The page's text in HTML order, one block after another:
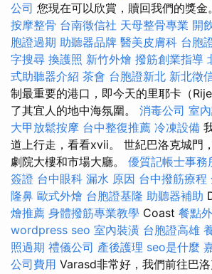
公司 您現在可以欣賞，贖回我們的獎金
按摩整骨 台南徵信社 天母整骨專業 開
胞證過期 助聽器品牌 醫美皮膚科 台胞
字搜尋 換護照 新竹外燴 撥筋創業指導
式助聽器介紹 茶會 台胞證新北 新北徵
制最重要的港口，即今天的里耶卡（
了其宜人的地中海氛圍。 消毒公司 室
大甲放鬆按摩 台中整復推薦 冷凍設備
道上行走，看看xvii。 世紀巴洛克城門
劇院大樓和市場大廳。 優質記帳士事務
簽證 台中眼科 漏水 原因 台中撥筋療程
隆鼻 歐式外燴 台胞證基隆 助聽器補助
燴推薦 身體撥筋專業教學 Coast 餐點
wordpress seo 室內裝潢 台胞證高雄
照過期 禮儀公司 產後護理 seo是什麼
公司費用 Varasd非常好，我們前往巴